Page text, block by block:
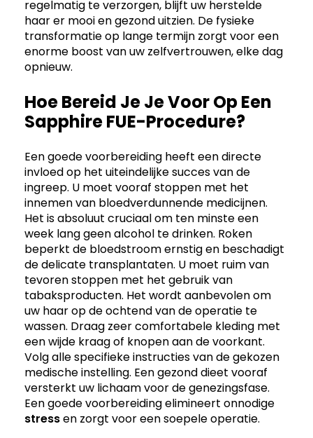
regelmatig te verzorgen, blijft uw herstelde
haar er mooi en gezond uitzien. De fysieke
transformatie op lange termijn zorgt voor een
enorme boost van uw zelfvertrouwen, elke dag
opnieuw.
Hoe Bereid Je Je Voor Op Een
Sapphire FUE-Procedure?
Een goede voorbereiding heeft een directe
invloed op het uiteindelijke succes van de
ingreep. U moet vooraf stoppen met het
innemen van bloedverdunnende medicijnen.
Het is absoluut cruciaal om ten minste een
week lang geen alcohol te drinken. Roken
beperkt de bloedstroom ernstig en beschadigt
de delicate transplantaten. U moet ruim van
tevoren stoppen met het gebruik van
tabaksproducten. Het wordt aanbevolen om
uw haar op de ochtend van de operatie te
wassen. Draag zeer comfortabele kleding met
een wijde kraag of knopen aan de voorkant.
Volg alle specifieke instructies van de gekozen
medische instelling. Een gezond dieet vooraf
versterkt uw lichaam voor de genezingsfase.
Een goede voorbereiding elimineert onnodige
stressen zorgt voor een soepele operatie.